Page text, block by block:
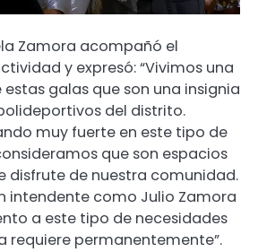
Zamora acompañó el
y expresó: “Vivimos una
galas que son una insignia
del distrito.
muy fuerte en este tipo de
que son espacios
disfrute de nuestra comunidad.
intendente como Julio Zamora
a este tipo de necesidades
requiere permanentemente”.